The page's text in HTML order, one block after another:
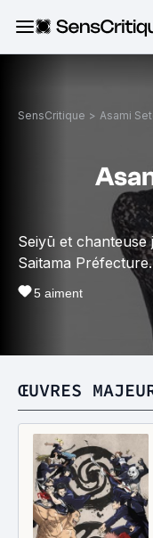
SensCritique > Asami
Seiyū et chanteuse
Saitama Préfecture.
5 aiment
ŒUVRES